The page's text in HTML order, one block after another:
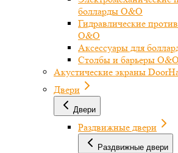
болларды O&O
Гидравлические
O&O
Аксессуары для
Столбы и барьеры O&O
Акустические экраны
Двери
Двери
Раздвижные двери
Раздвижные двери